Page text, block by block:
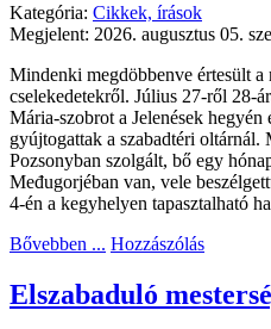
Kategória: Cikkek, írások
Megjelent: 2026. augusztus 05.
Mindenki megdöbbenve értesült a
cselekedetekről. Július 27-ről 28-
Mária-szobrot a Jelenések hegyén
gyújtogattak a szabadtéri oltárnál.
Pozsonyban szolgált, bő egy
Međugorjéban van, vele
4-én a kegyhelyen tapasztalható
Bővebben ... Hozzászólás
Elszabaduló